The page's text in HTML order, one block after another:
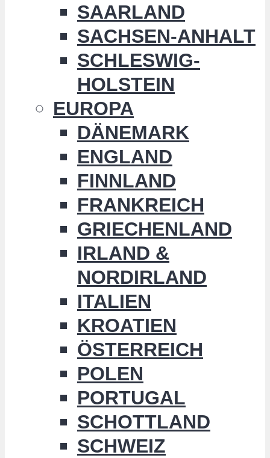
SAARLAND
SACHSEN-ANHALT
SCHLESWIG-
HOLSTEIN
EUROPA
DÄNEMARK
ENGLAND
FINNLAND
FRANKREICH
GRIECHENLAND
IRLAND &
NORDIRLAND
ITALIEN
KROATIEN
ÖSTERREICH
POLEN
PORTUGAL
SCHOTTLAND
SCHWEIZ